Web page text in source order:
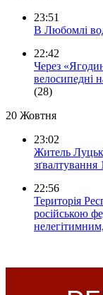
23:51
В Любомлі
22:42
Через
велосипедні
(28)
20 Жовтня
23:02
Житель
зґвалтування
22:56
Територія
російською